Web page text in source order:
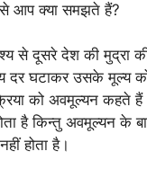
आप क्या समझते हैं?
से दूसरे देश की मुद्रा
दर घटाकर उसके मूल्य
को अवमूल्यन कहते
है किन्तु अवमूल्यन के
होता है।